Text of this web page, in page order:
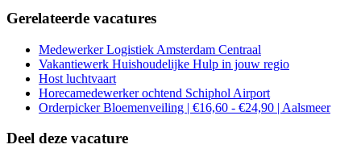
Gerelateerde vacatures
Medewerker Logistiek Amsterdam Centraal
Vakantiewerk Huishoudelijke Hulp in jouw regio
Host luchtvaart
Horecamedewerker ochtend Schiphol Airport
Orderpicker Bloemenveiling | €16,60 - €24,90 | Aalsmeer
Deel deze vacature